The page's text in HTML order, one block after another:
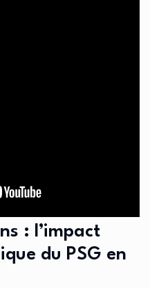
: l’impact
du PSG en